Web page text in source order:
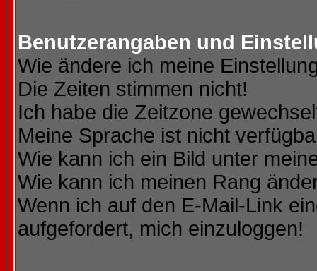
Benutzerangaben und
Wie ändere ich meine
Die Zeiten stimmen nicht!
Ich habe die Zeitzone
Meine Sprache ist nicht
Wie kann ich ein Bild unter
Wie kann ich meinen Rang
Wenn ich auf den E-Mail-Link
aufgefordert, mich einzuloggen!